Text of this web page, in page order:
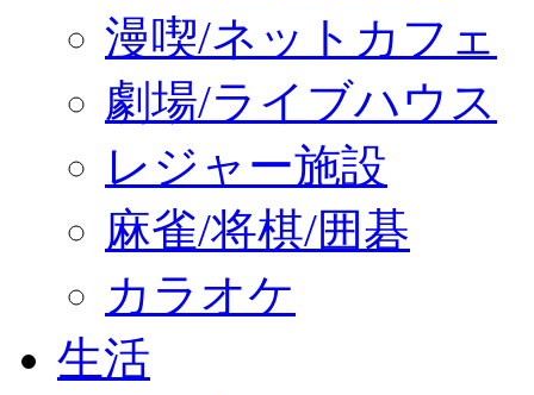
漫喫/ネットカフェ
劇場/ライブハウス
レジャー施設
麻雀/将棋/囲碁
カラオケ
生活